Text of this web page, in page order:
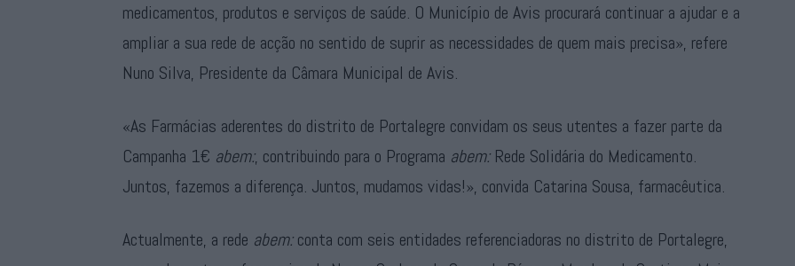
medicamentos, produtos e serviços de saúde. O Município de Avis procurará continuar a ajudar e a
ampliar a sua rede de acção no sentido de suprir as necessidades de quem mais precisa», refere
Nuno Silva, Presidente da Câmara Municipal de Avis.
«As Farmácias aderentes do distrito de Portalegre convidam os seus utentes a fazer parte da
Campanha 1€ abem:, contribuindo para o Programa abem:Rede Solidária do Medicamento.
Juntos, fazemos a diferença. Juntos, mudamos vidas!», convida Catarina Sousa, farmacêutica.
Actualmente, a rede abem:conta com seis entidades referenciadoras no distrito de Portalegre,